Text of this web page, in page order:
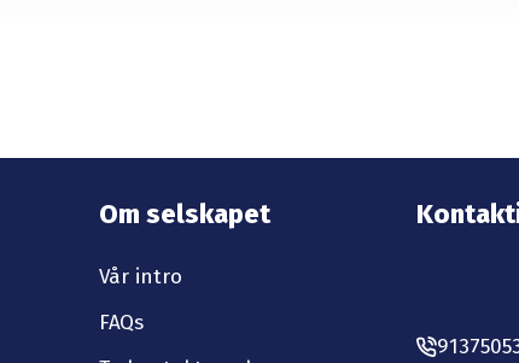
Om selskapet
Vår intro
FAQs